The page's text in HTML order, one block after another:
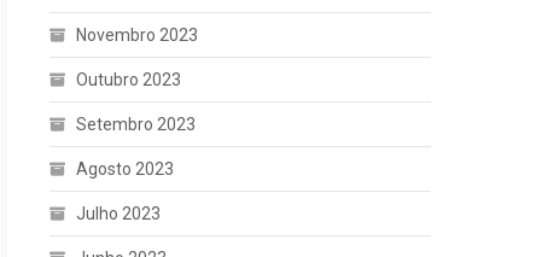
Novembro 2023
Outubro 2023
Setembro 2023
Agosto 2023
Julho 2023